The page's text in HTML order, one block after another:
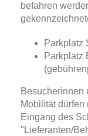
befahren
Parkplatz
Parkplatz
Besucherinnen
Mobilität
Eingang des
"Lieferanten/